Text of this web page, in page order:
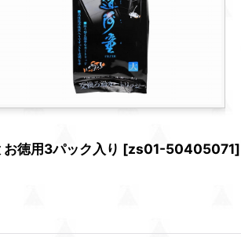
徳用3パック入り [zs01-50405071]